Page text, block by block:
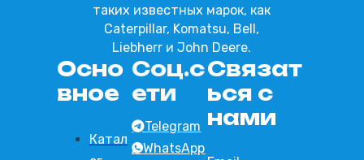
таких известных марок, как
Caterpillar, Komatsu, Bell,
Liebherr и John Deere.
Осно
вное
Катал
Соц.с
ети
Telegram
WhatsApp
Связат
ься с
нами